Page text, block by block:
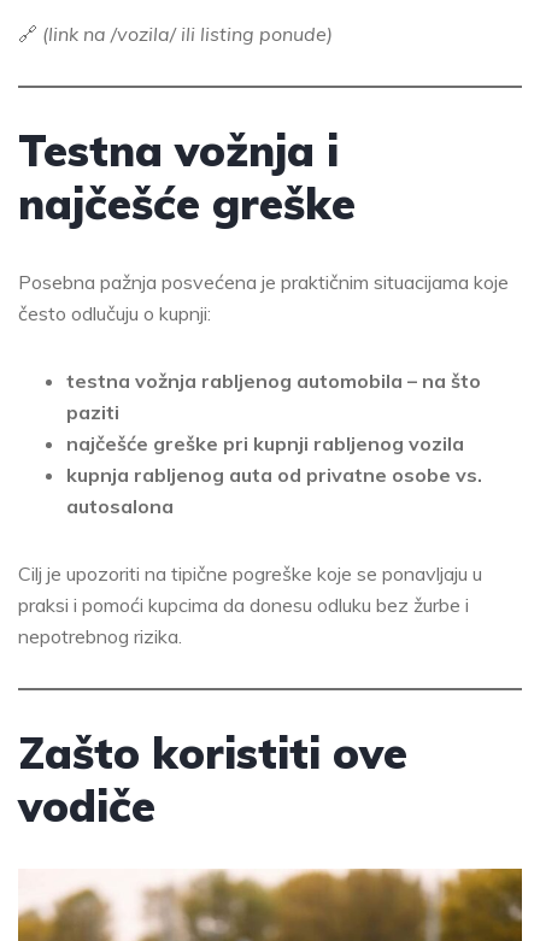
🔗 (link na /vozila/ ili listing ponude)
Testna vožnja i
najčešće greške
Posebna pažnja posvećena je praktičnim situacijama koje
često odlučuju o kupnji:
testna vožnja rabljenog automobila – na što
paziti
najčešće greške pri kupnji rabljenog vozila
kupnja rabljenog auta od privatne osobe vs.
autosalona
Cilj je upozoriti na tipične pogreške koje se ponavljaju u
praksi i pomoći kupcima da donesu odluku bez žurbe i
nepotrebnog rizika.
Zašto koristiti ove
vodiče